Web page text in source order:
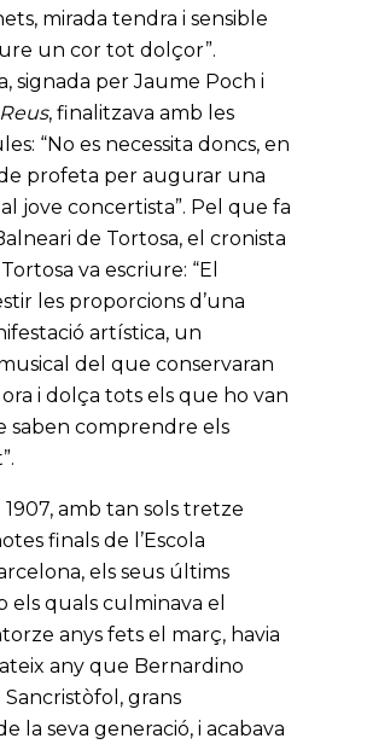
mirada tendra i sensible
un cor tot dolçor”.
signada per Jaume Poch i
, finalitzava amb les
“No es necessita doncs, en
profeta per augurar una
jove concertista”. Pel que fa
de Tortosa, el cronista
va escriure: “El
les proporcions d’una
artística, un
del que conservaran
i dolça tots els que ho van
saben comprendre els
amb tan sols tretze
finals de l’Escola
els seus últims
els quals culminava el
anys fets el març, havia
any que Bernardino
grans
la seva generació, i acabava